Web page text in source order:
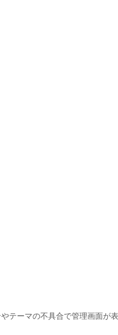
やテーマの不具合で管理画面が